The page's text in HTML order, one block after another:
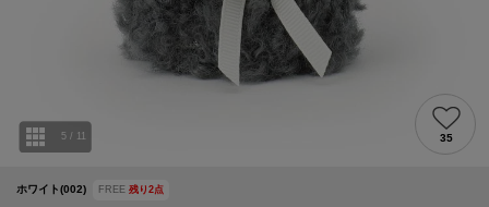
ホワイト(002) FREE 残り 2点
5 / 11 35